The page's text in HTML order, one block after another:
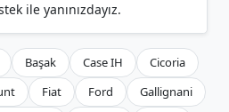
ile yanınızdayız.
Başak Case IH
Cicoria
Fiat Ford
Gallignani